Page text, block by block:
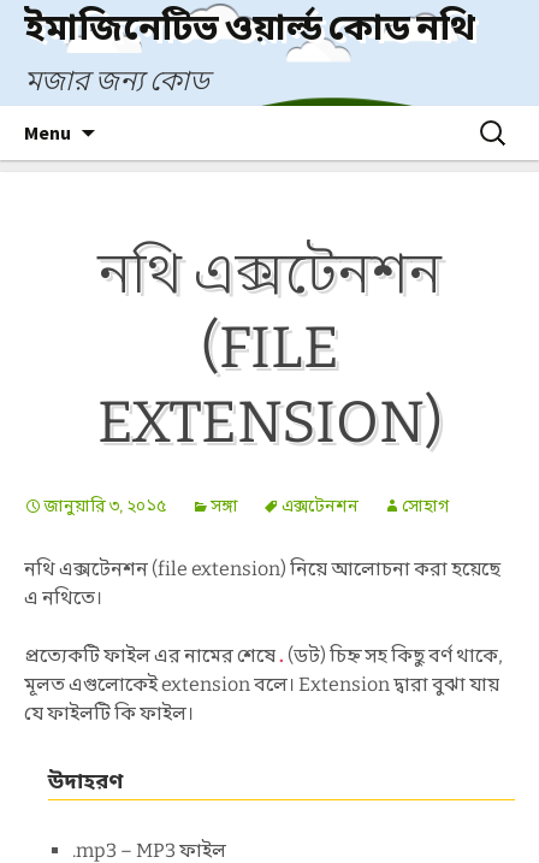
Skip
content
ইমাজিনেটিভ ওয়ার্ল্ড কোড নথি
মজার জন্য কোড
Menu
Search
for:
নথি এক্সটেনশন
(FILE
EXTENSION)
জানুয়ারি ৩, ২০১৫ সঙ্গা এক্সটেনশন সোহাগ
নথি এক্সটেনশন (file extension) নিয়ে আলোচনা করা হয়েছে
এ নথিতে।
প্রত্যেকটি ফাইল এর নামের শেষে. (ডট) চিহ্ন সহ কিছু বর্ণ থাকে,
মূলত এগুলোকেই extension বলে। Extension দ্বারা বুঝা যায়
যে ফাইলটি কি ফাইল।
উদাহরণ
.mp3 – MP3 ফাইল